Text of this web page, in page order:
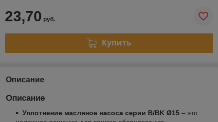
23,70 руб.
Купить
Описание
Описание
Уплотнение масляное насоса серии B/BK Ø15 – это